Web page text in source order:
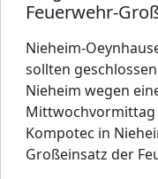
Feuerwehr-
Nieheim-
sollten
Nieheim wegen
Mittwochvormittag
Kompotec in
Großeinsatz der